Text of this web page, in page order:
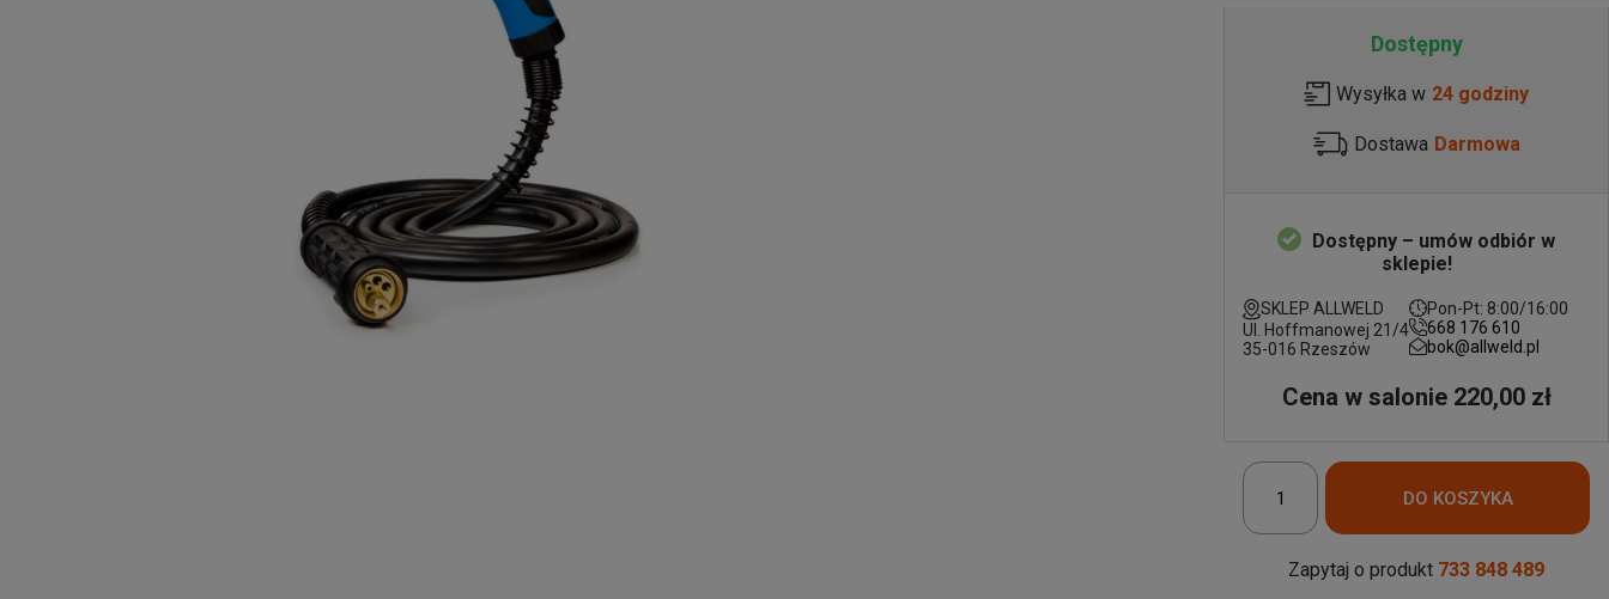
Dostępny
Wysyłka w 24 godziny
Dostawa Darmowa
Dostępny – umów odbiór w
sklepie!
SKLEP ALLWELD
Ul. Hoffmanowej 21/4
35-016 Rzeszów
Pon-Pt: 8:00/16:00
668 176 610
bok@allweld.pl
Cena w salonie 220,00 zł
Zapytaj o produkt 733 848 489